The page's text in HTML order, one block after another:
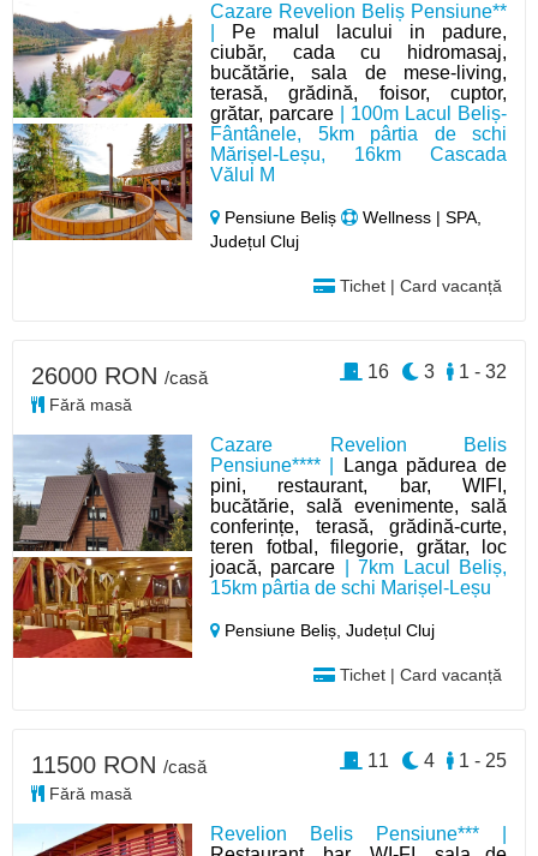
Cazare Revelion Beliș Pensiune**
Pe malul lacului in padure,
ciubăr, cada cu hidromasaj,
bucătărie, sala de mese-living,
terasă, grădină, foisor, cuptor,
grătar, parcare | 100m Lacul Beliș-
Fântânele, 5km pârtia de schi
Mărișel-Leșu, 16km Cascada
Vălul M
Pensiune Beliș
Wellness | SPA,
Județul Cluj
Tichet | Card vacanță
Cazare Revelion Belis
Pensiune**** |
Langa pădurea de
pini, restaurant, bar, WIFI,
bucătărie, sală evenimente, sală
conferințe, terasă, grădină-curte,
teren fotbal, filegorie, grătar, loc
joacă, parcare | 7km Lacul Beliș,
15km pârtia de schi Marișel-Leșu
Pensiune Beliș,Județul Cluj
Tichet | Card vacanță
26000 RON /casă
Fără masă
1 - 32
3
16
Revelion Belis Pensiune*** |
11500 RON /casă
Fără masă
1 - 25
4
11